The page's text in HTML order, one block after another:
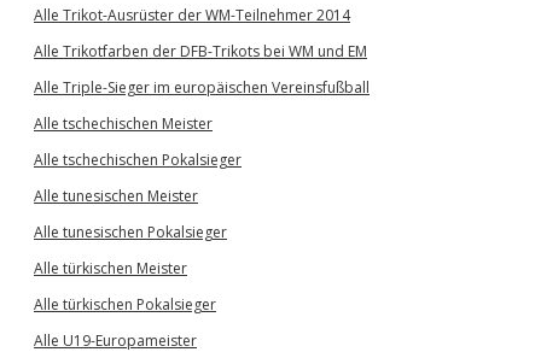
Alle Trikot-Ausrüster der WM-Teilnehmer 2014
Alle Trikotfarben der DFB-Trikots bei WM und EM
Alle Triple-Sieger im europäischen Vereinsfußball
Alle tschechischen Meister
Alle tschechischen Pokalsieger
Alle tunesischen Meister
Alle tunesischen Pokalsieger
Alle türkischen Meister
Alle türkischen Pokalsieger
Alle U19-Europameister